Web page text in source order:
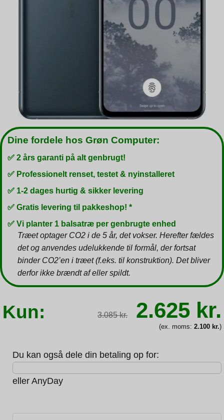
Dine fordele hos Grøn Computer:
✅ 2 års garanti på alt genbrugt!
✅ Professionelt renset, testet & nyinstalleret
✅ 1-2 dages hurtig & sikker levering
✅ Gratis levering til pakkeshop! *
✅ Vi planter 1 balsatræ per genbrugte enhed
Træet optager CO2 i de 5 år, det vokser. Herefter fældes
det og anvendes udelukkende til formål, der fortsat
binder CO2’en i træet (f.eks. til konstruktion). Det bliver
derfor ikke brændt af eller spildt.
Kun: 3.085kr. Den
pris
var:
2.625 kr.
(ex. moms: 2.100 kr.)
Du kan også dele din betaling op for:
eller AnyDay